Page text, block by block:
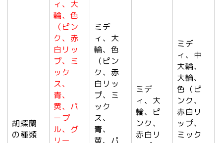
胡蝶蘭
の種類
ィ、大
輪、色
（ピン
ク、赤
白リッ
プ、ミ
ック
ス、
青、
黄、パ
ープ
ル、グ
リー
ミデ
ィ、大
輪、色
（ピン
ク、赤
白リッ
プ、ミ
ック
ス、
青、
黄、パ
ミデ
ィ、大
輪、ピ
ンク、
赤白リ
ミデ
ィ、中
大輪、
大輪、
色（ピ
ンク、
赤白リ
ップ、
ミック